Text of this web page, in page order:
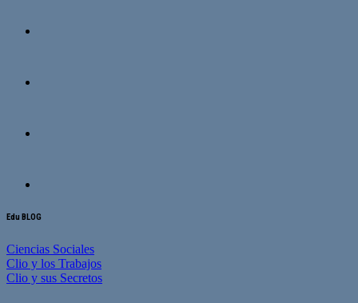
Edu BLOG
Ciencias Sociales
Clio y los Trabajos
Clio y sus Secretos